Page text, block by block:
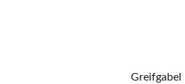
Greifgabel